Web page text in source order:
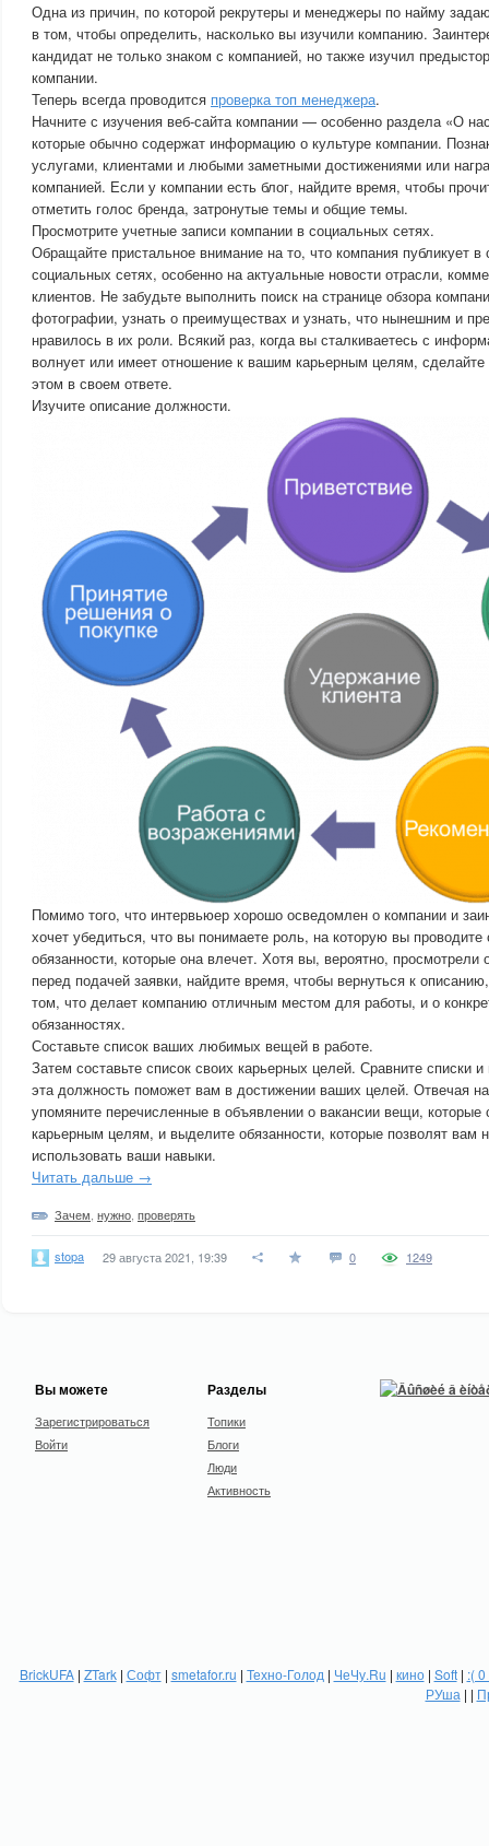
Одна из причин, по которой рекрутеры и менеджеры по найму
в том, чтобы определить, насколько вы изучили компанию.
кандидат не только знаком с компанией, но также изучил
компании.
Теперь всегда проводится проверка топ менеджера.
Начните с изучения веб-сайта компании — особенно раздела «О
которые обычно содержат информацию о культуре компании.
услугами, клиентами и любыми заметными достижениями или
компанией. Если у компании есть блог, найдите время, чтобы
отметить голос бренда, затронутые темы и общие темы.
Просмотрите учетные записи компании в социальных сетях.
Обращайте пристальное внимание на то, что компания публикует в
социальных сетях, особенно на актуальные новости отрасли,
клиентов. Не забудьте выполнить поиск на странице обзора
фотографии, узнать о преимуществах и узнать, что нынешним и
нравилось в их роли. Всякий раз, когда вы сталкиваетесь с
волнует или имеет отношение к вашим карьерным целям,
этом в своем ответе.
Изучите описание должности.
Помимо того, что интервьюер хорошо осведомлен о компании и
хочет убедиться, что вы понимаете роль, на которую вы проводите
обязанности, которые она влечет. Хотя вы, вероятно, просмотрели
перед подачей заявки, найдите время, чтобы вернуться к
том, что делает компанию отличным местом для работы, и о
обязанностях.
Составьте список ваших любимых вещей в работе.
Затем составьте список своих карьерных целей. Сравните списки
эта должность поможет вам в достижении ваших целей. Отвечая
упомяните перечисленные в объявлении о вакансии вещи, которые
карьерным целям, и выделите обязанности, которые позволят вам
использовать ваши навыки.
Читать дальше →
Зачем нужно проверять
stopa 29 августа 2021, 19:39 0 1249
Вы можете
Зарегистрироваться
Войти
Разделы
Топики
Блоги
Люди
Активность
BrickUFA| ZTark| Софт| smetafor.ru | Техно-Голод | ЧеЧу.Ru | кино| Soft| :(
РУша | |